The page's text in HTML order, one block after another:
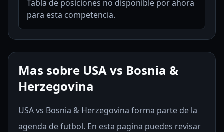
Tabla de posiciones no disponible por ahora
para esta competencia.
Mas sobre USA vs Bosnia &
Herzegovina
USA vs Bosnia & Herzegovina forma parte de la
agenda de futbol. En esta pagina puedes revisar